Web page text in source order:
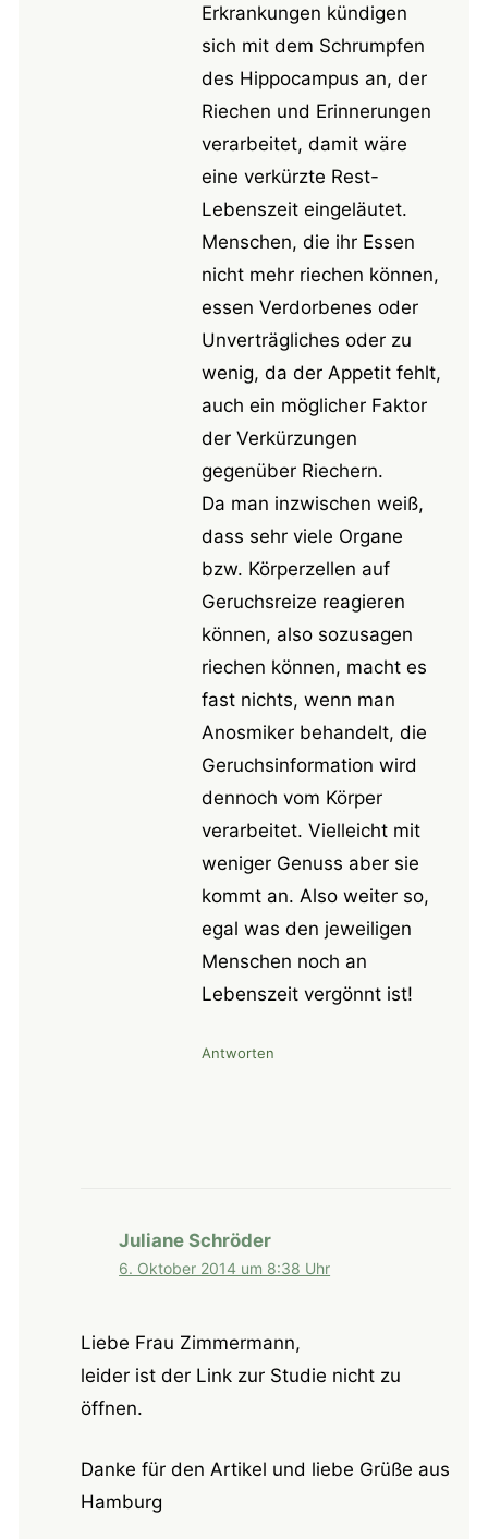
Erkrankungen kündigen
sich mit dem Schrumpfen
des Hippocampus an, der
Riechen und Erinnerungen
verarbeitet, damit wäre
eine verkürzte Rest-
Lebenszeit eingeläutet.
Menschen, die ihr Essen
nicht mehr riechen können,
essen Verdorbenes oder
Unverträgliches oder zu
wenig, da der Appetit fehlt,
auch ein möglicher Faktor
der Verkürzungen
gegenüber Riechern.
Da man inzwischen weiß,
dass sehr viele Organe
bzw. Körperzellen auf
Geruchsreize reagieren
können, also sozusagen
riechen können, macht es
fast nichts, wenn man
Anosmiker behandelt, die
Geruchsinformation wird
dennoch vom Körper
verarbeitet. Vielleicht mit
weniger Genuss aber sie
kommt an. Also weiter so,
egal was den jeweiligen
Menschen noch an
Lebenszeit vergönnt ist!
Antworten
Juliane Schröder
6. Oktober 2014 um 8:38 Uhr
Liebe Frau Zimmermann,
leider ist der Link zur Studie nicht zu
öffnen.
Danke für den Artikel und liebe Grüße aus
Hamburg